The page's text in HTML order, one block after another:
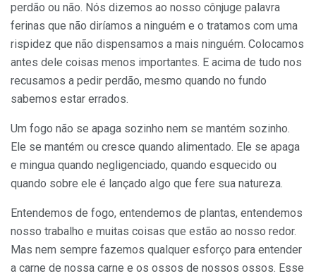
perdão ou não. Nós dizemos ao nosso cônjuge palavra
ferinas que não diríamos a ninguém e o tratamos com uma
rispidez que não dispensamos a mais ninguém. Colocamos
antes dele coisas menos importantes. E acima de tudo nos
recusamos a pedir perdão, mesmo quando no fundo
sabemos estar errados.
Um fogo não se apaga sozinho nem se mantém sozinho.
Ele se mantém ou cresce quando alimentado. Ele se apaga
e mingua quando negligenciado, quando esquecido ou
quando sobre ele é lançado algo que fere sua natureza.
Entendemos de fogo, entendemos de plantas, entendemos
nosso trabalho e muitas coisas que estão ao nosso redor.
Mas nem sempre fazemos qualquer esforço para entender
a carne de nossa carne e os ossos de nossos ossos. Esse